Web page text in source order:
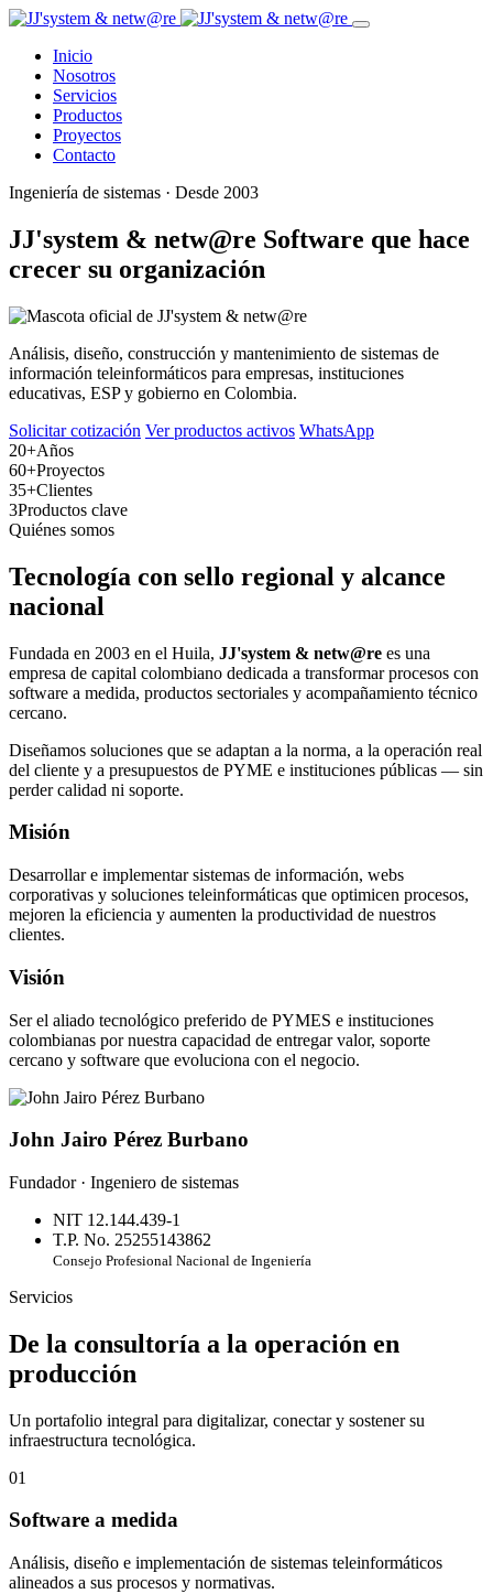
Inicio
Nosotros
Servicios
Productos
Proyectos
Contacto
Ingeniería de sistemas · Desde 2003
JJ'system & netw@re Software que hace
crecer su organización
Análisis, diseño, construcción y mantenimiento de sistemas de
información teleinformáticos para empresas, instituciones
educativas, ESP y gobierno en Colombia.
Solicitar cotización Ver productos activos WhatsApp
20+Años
60+Proyectos
35+Clientes
3Productos clave
Quiénes somos
Tecnología con sello regional y alcance
nacional
Fundada en 2003 en el Huila, JJ'system & netw@re es una
empresa de capital colombiano dedicada a transformar procesos con
software a medida, productos sectoriales y acompañamiento técnico
cercano.
Diseñamos soluciones que se adaptan a la norma, a la operación real
del cliente y a presupuestos de PYME e instituciones públicas — sin
perder calidad ni soporte.
Misión
Desarrollar e implementar sistemas de información, webs
corporativas y soluciones teleinformáticas que optimicen procesos,
mejoren la eficiencia y aumenten la productividad de nuestros
clientes.
Visión
Ser el aliado tecnológico preferido de PYMES e instituciones
colombianas por nuestra capacidad de entregar valor, soporte
cercano y software que evoluciona con el negocio.
John Jairo Pérez Burbano
Fundador · Ingeniero de sistemas
NIT 12.144.439-1
T.P. No. 25255143862
Consejo Profesional Nacional de Ingeniería
Servicios
De la consultoría a la operación en
producción
Un portafolio integral para digitalizar, conectar y sostener su
infraestructura tecnológica.
01
Software a medida
Análisis, diseño e implementación de sistemas teleinformáticos
alineados a sus procesos y normativas.